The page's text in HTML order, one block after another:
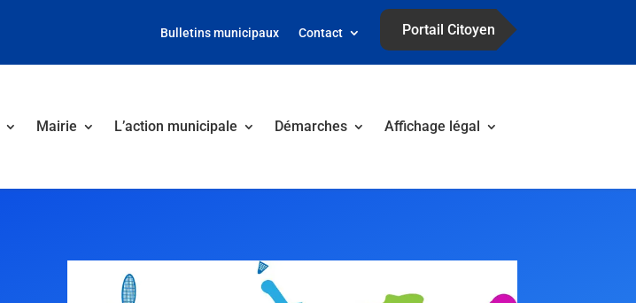
Bulletins municipaux Contact Portail Citoyen
Mairie L’action municipale Démarches Affichage légal